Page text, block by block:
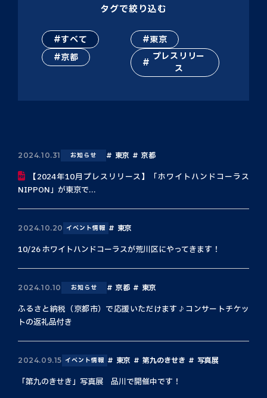
タグで絞り込む
すべて
東京
京都
プレスリリー
ス
2024.10.31 お知らせ 東京 京都
【2024年10月プレスリリース】「ホワイトハンドコーラス
NIPPON」が東京で...
2024.10.20 イベント情報 東京
10/26 ホワイトハンドコーラスが荒川区にやってきます！
2024.10.10 お知らせ 京都 東京
ふるさと納税（京都市）で応援いただけます♪コンサートチケッ
トの返礼品付き
2024.09.15 イベント情報 東京 第九のきせき 写真展
「第九のきせき」写真展 品川で開催中です！